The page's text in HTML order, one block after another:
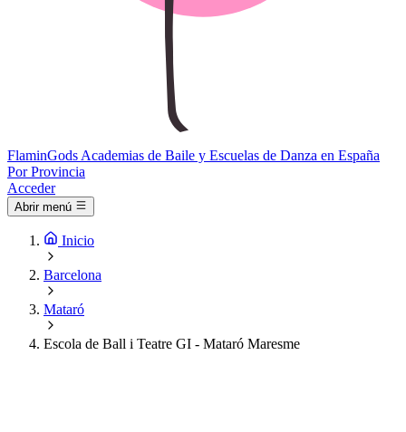
FlaminGods Academias de Baile y Escuelas de Danza en España
Por Provincia
Acceder
Abrir menú
Inicio
Barcelona
Mataró
Escola de Ball i Teatre GI - Mataró Maresme